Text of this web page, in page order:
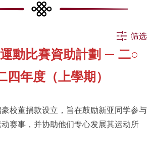
筛选
動比賽資助計劃 — 二○
年度（上學期）
校董捐款设立，旨在鼓励新亚同学参与
赛事，并协助他们专心发展其运动所